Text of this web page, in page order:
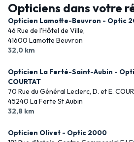
Opticiens dans votre
Opticien Lamotte-Beuvron - Optic
46 Rue de l'Hôtel de Ville,
41600 Lamotte Beuvron
32,0 km
Opticien La Ferté-Saint-Aubin -
COURTAT
70 Rue du Général Leclerc, D. et E.
45240 La Ferte St Aubin
32,8 km
Opticien Olivet - Optic 2000